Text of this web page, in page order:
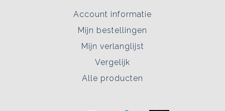
Account informatie
Mijn bestellingen
Mijn verlanglijst
Vergelijk
Alle producten